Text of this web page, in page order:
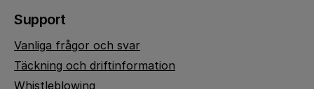
Support
Vanliga frågor och svar
Täckning och driftinformation
Whistleblowing